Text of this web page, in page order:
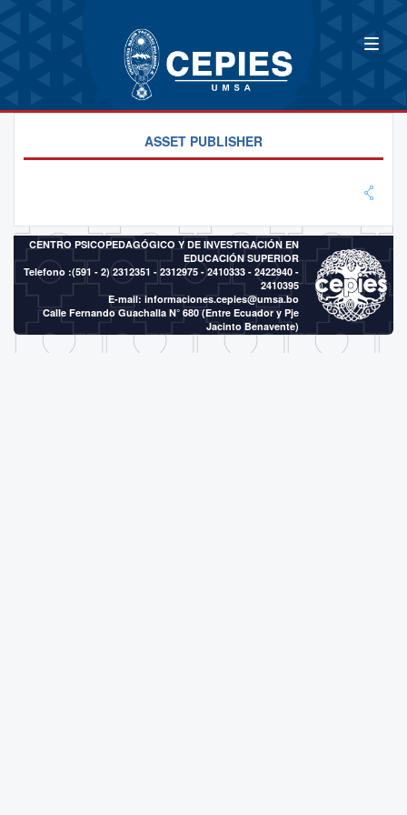
ASSET PUBLISHER
CENTRO PSICOPEDAGÓGICO Y DE INVESTIGACIÓN EN
EDUCACIÓN SUPERIOR
Telefono :(591 - 2) 2312351 - 2312975 - 2410333 - 2422940 -
2410395
E-mail: informaciones.cepies@umsa.bo
Calle Fernando Guachalla N° 680 (Entre Ecuador y Pje
Jacinto Benavente)